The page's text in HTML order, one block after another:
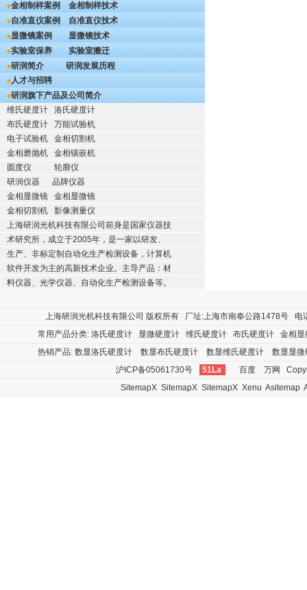
金相制样案例
金相制样技术
自准直仪案例
自准直仪技术
显微镜案例
显微镜技术
实验室保养
实验室搬迁
研润简介
研润发展历程
人才与招聘
研润旗下产品及公司简介
维氏硬度计
洛氏硬度计
布氏硬度计
万能试验机
电子试验机
金相切割机
金相磨抛机
金相镶嵌机
圆度仪
轮廓仪
研润仪器
品牌仪器
金相显微镜
金相显微镜
金相切割机
影像测量仪
上海研润光机科技有限公司前身是国家仪器技
术研究所，成立于2005年，是一家以研发、
生产、非标定制自动化生产检测设备，计算机
软件开发为主的高新技术企业。主导产品：材
料仪器、光学仪器、自动化生产检测设备等。
上海研润光机科技有限公司 版权所有 厂址:上海市南奉公路1478号
常用产品分类: 洛氏硬度计 显微硬度计 维氏硬度计 布氏硬度计
金相显
热销产品: 数显洛氏硬度计 数显布氏硬度计 数显维氏硬度计
数显显微
沪ICP备05061730号
51La 百度 万网
SitemapX SitemapX SitemapX Xenu Asitemap